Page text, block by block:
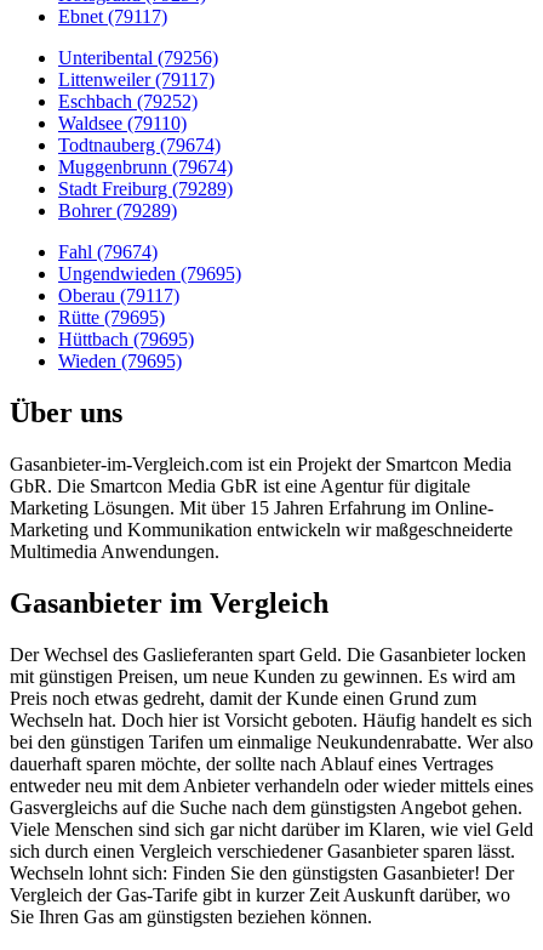
Ebnet (79117)
Unteribental (79256)
Littenweiler (79117)
Eschbach (79252)
Waldsee (79110)
Todtnauberg (79674)
Muggenbrunn (79674)
Stadt Freiburg (79289)
Bohrer (79289)
Fahl (79674)
Ungendwieden (79695)
Oberau (79117)
Rütte (79695)
Hüttbach (79695)
Wieden (79695)
Über uns
Gasanbieter-im-Vergleich.com ist ein Projekt der Smartcon Media
GbR. Die Smartcon Media GbR ist eine Agentur für digitale
Marketing Lösungen. Mit über 15 Jahren Erfahrung im Online-
Marketing und Kommunikation entwickeln wir maßgeschneiderte
Multimedia Anwendungen.
Gasanbieter im Vergleich
Der Wechsel des Gaslieferanten spart Geld. Die Gasanbieter locken
mit günstigen Preisen, um neue Kunden zu gewinnen. Es wird am
Preis noch etwas gedreht, damit der Kunde einen Grund zum
Wechseln hat. Doch hier ist Vorsicht geboten. Häufig handelt es sich
bei den günstigen Tarifen um einmalige Neukundenrabatte. Wer also
dauerhaft sparen möchte, der sollte nach Ablauf eines Vertrages
entweder neu mit dem Anbieter verhandeln oder wieder mittels eines
Gasvergleichs auf die Suche nach dem günstigsten Angebot gehen.
Viele Menschen sind sich gar nicht darüber im Klaren, wie viel Geld
sich durch einen Vergleich verschiedener Gasanbieter sparen lässt.
Wechseln lohnt sich: Finden Sie den günstigsten Gasanbieter! Der
Vergleich der Gas-Tarife gibt in kurzer Zeit Auskunft darüber, wo
Sie Ihren Gas am günstigsten beziehen können.